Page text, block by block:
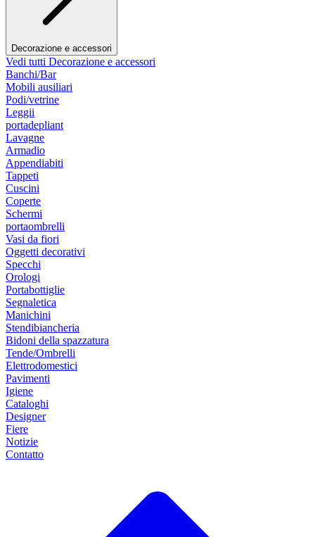
Decorazione e accessori
Vedi tutti Decorazione e accessori
Banchi/Bar
Mobili ausiliari
Podi/vetrine
Leggii
portadepliant
Lavagne
Armadio
Appendiabiti
Tappeti
Cuscini
Coperte
Schermi
portaombrelli
Vasi da fiori
Oggetti decorativi
Specchi
Orologi
Portabottiglie
Segnaletica
Manichini
Stendibiancheria
Bidoni della spazzatura
Tende/Ombrelli
Elettrodomestici
Pavimenti
Igiene
Cataloghi
Designer
Fiere
Notizie
Contatto